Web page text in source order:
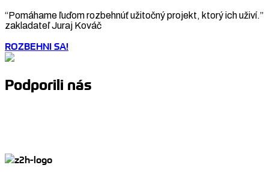
“Pomáhame ľuďom rozbehnúť užitočný projekt, ktorý ich uživí.”
zakladateľ Juraj Kováč
ROZBEHNI SA!
Podporili nás